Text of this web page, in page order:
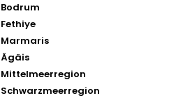
Bodrum
Fethiye
Marmaris
Ägäis
Mittelmeerregion
Schwarzmeerregion